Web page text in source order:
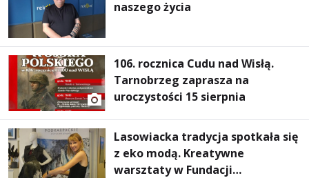
naszego życia
106. rocznica Cudu nad Wisłą.
Tarnobrzeg zaprasza na
uroczystości 15 sierpnia
Lasowiacka tradycja spotkała się
z eko modą. Kreatywne
warsztaty w Fundacji